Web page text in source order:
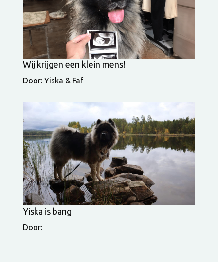
Wij krijgen een klein mens!
Door: Yiska & Faf
Yiska is bang
Door: